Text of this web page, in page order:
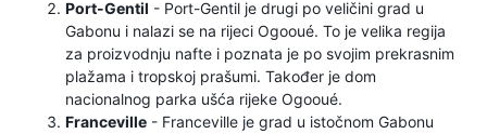
Port-Gentil - Port-Gentil je drugi po veličini grad u
Gabonu i nalazi se na rijeci Ogooué. To je velika regija
za proizvodnju nafte i poznata je po svojim prekrasnim
plažama i tropskoj prašumi. Također je dom
nacionalnog parka ušća rijeke Ogooué.
Franceville - Franceville je grad u istočnom Gabonu